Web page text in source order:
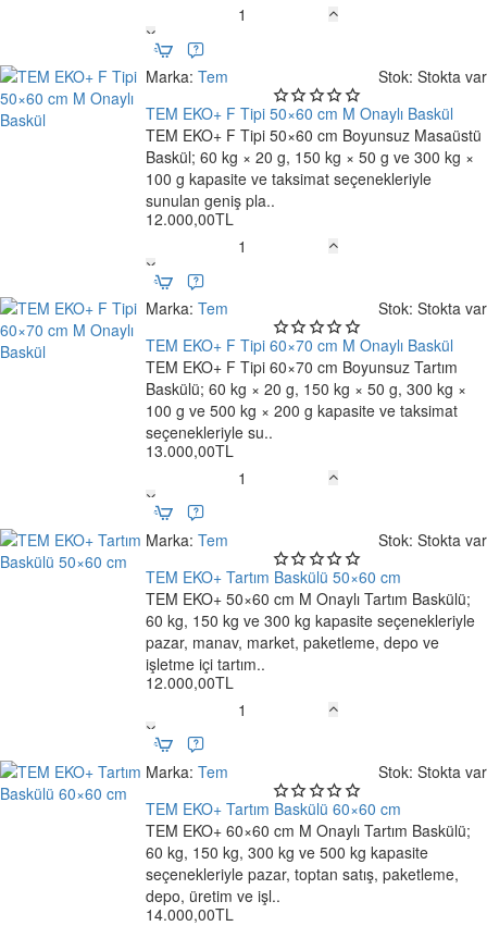
EKO+
Tartım
Baskülü
40×50
cm
Marka: Tem Stok: Stokta var
TEM EKO+ F Tipi 50×60 cm M Onaylı Baskül
TEM EKO+ F Tipi 50×60 cm Boyunsuz Masaüstü
Baskül; 60 kg × 20 g, 150 kg × 50 g ve 300 kg ×
100 g kapasite ve taksimat seçenekleriyle
sunulan geniş pla..
12.000,00TL
EKO+
F
Tipi
50×60
cm
M
Onaylı
Baskül
Marka: Tem Stok: Stokta var
TEM EKO+ F Tipi 60×70 cm M Onaylı Baskül
TEM EKO+ F Tipi 60×70 cm Boyunsuz Tartım
Baskülü; 60 kg × 20 g, 150 kg × 50 g, 300 kg ×
100 g ve 500 kg × 200 g kapasite ve taksimat
seçenekleriyle su..
13.000,00TL
EKO+
F
Tipi
60×70
cm
M
Onaylı
Baskül
Marka: Tem Stok: Stokta var
TEM EKO+ Tartım Baskülü 50×60 cm
TEM EKO+ 50×60 cm M Onaylı Tartım Baskülü;
60 kg, 150 kg ve 300 kg kapasite seçenekleriyle
pazar, manav, market, paketleme, depo ve
işletme içi tartım..
12.000,00TL
EKO+
Tartım
Baskülü
50×60
cm
Marka: Tem Stok: Stokta var
TEM EKO+ Tartım Baskülü 60×60 cm
TEM EKO+ 60×60 cm M Onaylı Tartım Baskülü;
60 kg, 150 kg, 300 kg ve 500 kg kapasite
seçenekleriyle pazar, toptan satış, paketleme,
depo, üretim ve işl..
14.000,00TL